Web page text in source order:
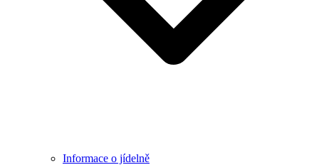
Informace o jídelně